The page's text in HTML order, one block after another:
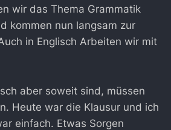
wir das Thema Grammatik
kommen nun langsam zur
in Englisch Arbeiten wir mit
aber soweit sind, müssen
Heute war die Klausur und ich
einfach. Etwas Sorgen